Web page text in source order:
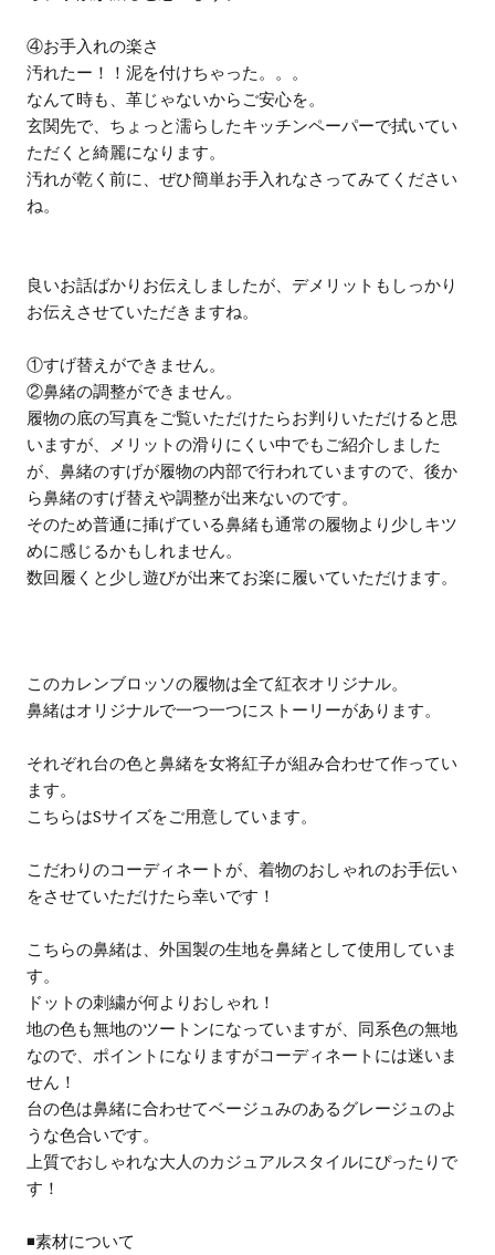
④お手入れの楽さ
汚れたー！！泥を付けちゃった。。。
なんて時も、革じゃないからご安心を。
玄関先で、ちょっと濡らしたキッチンペーパーで拭いてい
ただくと綺麗になります。
汚れが乾く前に、ぜひ簡単お手入れなさってみてください
ね。
良いお話ばかりお伝えしましたが、デメリットもしっかり
お伝えさせていただきますね。
①すげ替えができません。
②鼻緒の調整ができません。
履物の底の写真をご覧いただけたらお判りいただけると思
いますが、メリットの滑りにくい中でもご紹介しました
が、鼻緒のすげが履物の内部で行われていますので、後か
ら鼻緒のすげ替えや調整が出来ないのです。
そのため普通に挿げている鼻緒も通常の履物より少しキツ
めに感じるかもしれません。
数回履くと少し遊びが出来てお楽に履いていただけます。
このカレンブロッソの履物は全て紅衣オリジナル。
鼻緒はオリジナルで一つ一つにストーリーがあります。
それぞれ台の色と鼻緒を女将紅子が組み合わせて作ってい
ます。
こちらはSサイズをご用意しています。
こだわりのコーディネートが、着物のおしゃれのお手伝い
をさせていただけたら幸いです！
こちらの鼻緒は、外国製の生地を鼻緒として使用していま
す。
ドットの刺繍が何よりおしゃれ！
地の色も無地のツートンになっていますが、同系色の無地
なので、ポイントになりますがコーディネートには迷いま
せん！
台の色は鼻緒に合わせてベージュみのあるグレージュのよ
うな色合いです。
上質でおしゃれな大人のカジュアルスタイルにぴったりで
す！
◾️素材について